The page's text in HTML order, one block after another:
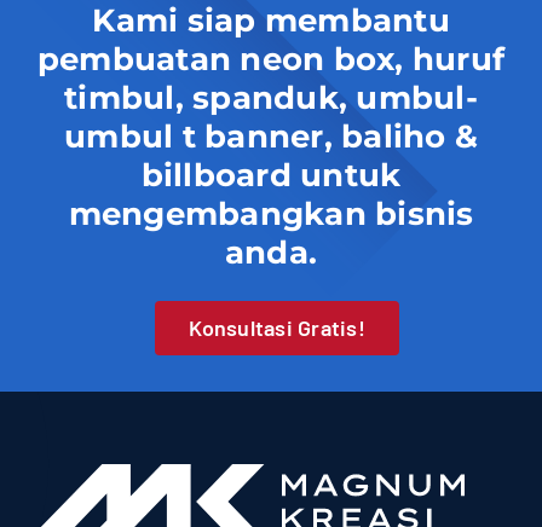
Kami siap membantu
pembuatan neon box, huruf
timbul, spanduk, umbul-
umbul t banner, baliho &
billboard untuk
mengembangkan bisnis
anda.
Konsultasi Gratis!